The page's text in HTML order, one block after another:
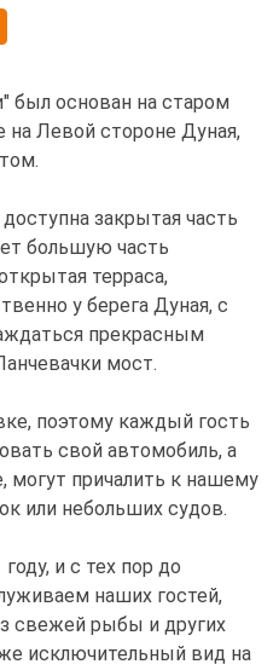
был основан на старом
на Левой стороне Дуная,
закрытая часть
большую часть
терраса,
у берега Дуная, с
прекрасным
мост.
поэтому каждый гость
свой автомобиль, а
могут причалить к нашему
или небольших судов.
и с тех пор до
наших гостей,
свежей рыбы и других
исключительный вид на